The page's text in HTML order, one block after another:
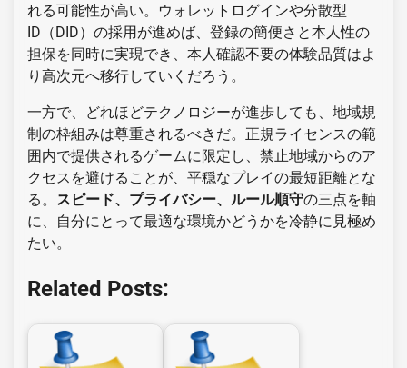
れる可能性が高い。ウォレットログインや分散型
ID（DID）の採用が進めば、登録の簡便さと本人性の
担保を同時に実現でき、本人確認不要の体験品質はよ
り高次元へ移行していくだろう。
一方で、どれほどテクノロジーが進歩しても、地域規
制の枠組みは尊重されるべきだ。正規ライセンスの範
囲内で提供されるゲームに限定し、禁止地域からのア
クセスを避けることが、平穏なプレイの最短距離とな
る。 スピード、プライバシー、ルール順守の三点を軸
に、自分にとって最適な環境かどうかを冷静に見極め
たい。
Related Posts: